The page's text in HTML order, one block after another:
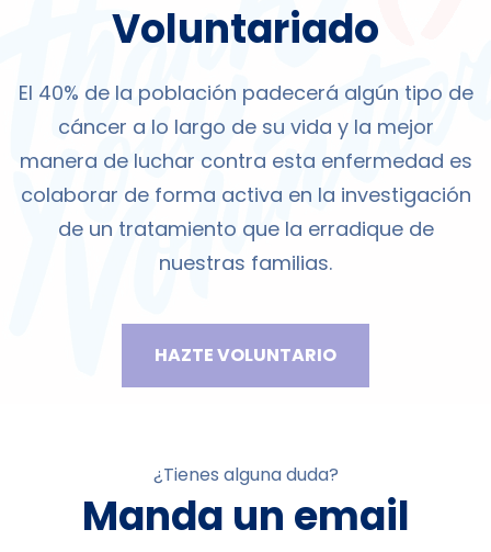
Voluntariado
El 40% de la población padecerá algún tipo de
cáncer a lo largo de su vida y la mejor
manera de luchar contra esta enfermedad es
colaborar de forma activa en la investigación
de un tratamiento que la erradique de
nuestras familias.
HAZTE VOLUNTARIO
¿Tienes alguna duda?
Manda un email